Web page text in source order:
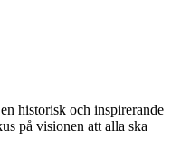
historisk och inspirerande
på visionen att alla ska